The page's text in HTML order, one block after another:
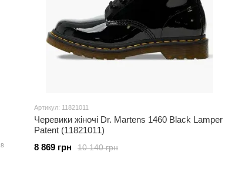
Артикул: 11821011
Черевики жіночі Dr. Martens 1460 Black Lamper
Patent (11821011)
10 140 грн
8 869 грн
8